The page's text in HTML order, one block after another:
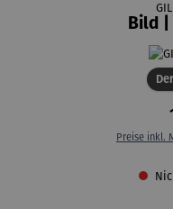
Bild |
Preise inkl.